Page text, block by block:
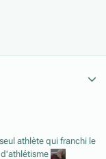
athlète qui franchi le